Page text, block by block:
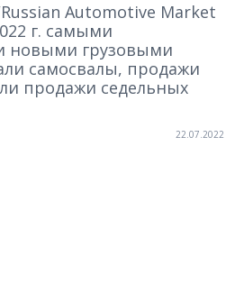
Automotive Market
г. самыми
новыми грузовыми
самосвалы, продажи
продажи седельных
22.07.2022